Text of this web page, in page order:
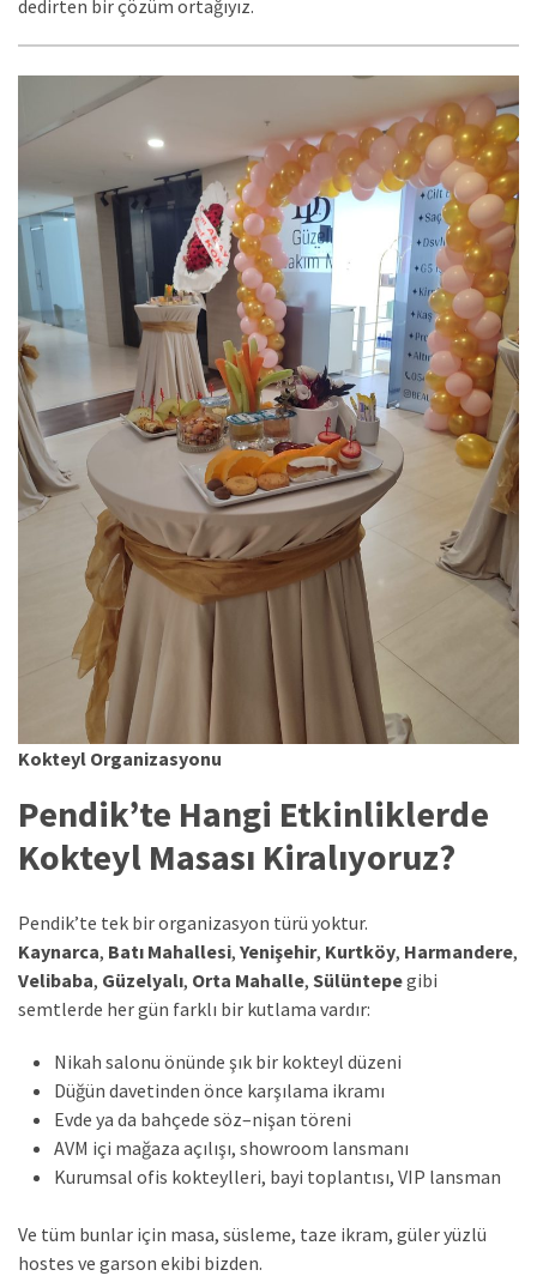
dedirten bir çözüm ortağıyız.
Kokteyl Organizasyonu
Pendik’te Hangi Etkinliklerde
Kokteyl Masası Kiralıyoruz?
Pendik’te tek bir organizasyon türü yoktur.
Kaynarca, Batı Mahallesi, Yenişehir, Kurtköy, Harmandere,
Velibaba, Güzelyalı, Orta Mahalle, Sülüntepegibi
semtlerde her gün farklı bir kutlama vardır:
Nikah salonu önünde şık bir kokteyl düzeni
Düğün davetinden önce karşılama ikramı
Evde ya da bahçede söz–nişan töreni
AVM içi mağaza açılışı, showroom lansmanı
Kurumsal ofis kokteylleri, bayi toplantısı, VIP lansman
Ve tüm bunlar için masa, süsleme, taze ikram, güler yüzlü
hostes ve garson ekibi bizden.